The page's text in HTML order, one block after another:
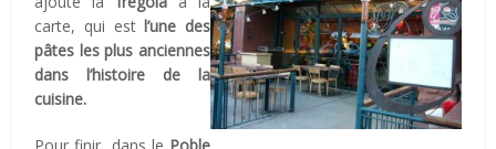
carte, qui estl’une des
pâtes les plus anciennes
dans l’histoire de la
cuisine.